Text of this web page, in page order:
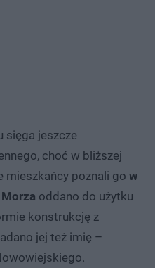
sięga jeszcze
choć w bliższej
poznali go w
oddano do użytku
konstrukcję z
jej też imię –